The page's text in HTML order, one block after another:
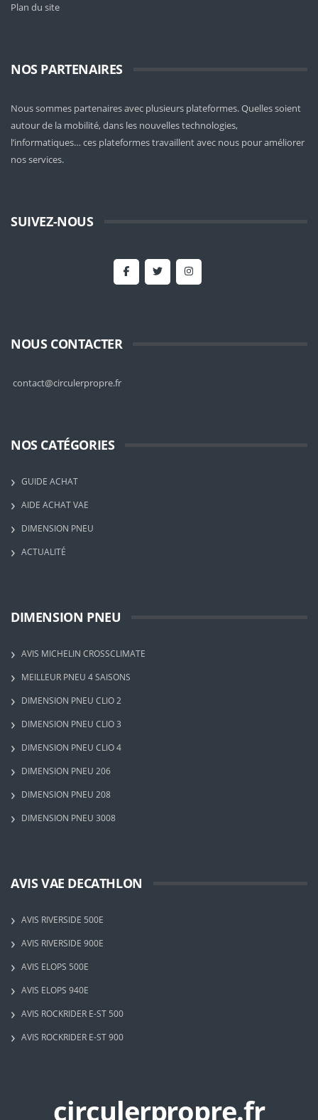
Plan du site
NOS PARTENAIRES
Nous sommes partenaires avec plusieurs plateformes. Quelles soient
autour de la mobilité, dans les nouvelles technologies,
l’informatiques… ces plateformes travaillent avec nous pour améliorer
nos services.
SUIVEZ-NOUS
NOUS CONTACTER
contact@circulerpropre.fr
NOS CATÉGORIES
GUIDE ACHAT
AIDE ACHAT VAE
DIMENSION PNEU
ACTUALITÉ
DIMENSION PNEU
AVIS MICHELIN CROSSCLIMATE
MEILLEUR PNEU 4 SAISONS
DIMENSION PNEU CLIO 2
DIMENSION PNEU CLIO 3
DIMENSION PNEU CLIO 4
DIMENSION PNEU 206
DIMENSION PNEU 208
DIMENSION PNEU 3008
AVIS VAE DECATHLON
AVIS RIVERSIDE 500E
AVIS RIVERSIDE 900E
AVIS ELOPS 500E
AVIS ELOPS 940E
AVIS ROCKRIDER E-ST 500
AVIS ROCKRIDER E-ST 900
circulerpropre.fr